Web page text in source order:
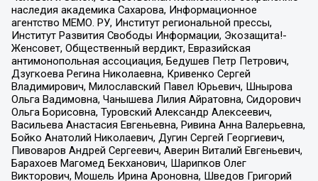
наследия академика Сахарова, Информационное
агентство МЕМО. РУ, Институт региональной прессы,
Институт Развития Свободы Информации, Экозащита!-
Женсовет, Общественный вердикт, Евразийская
антимонопольная ассоциация, Бедушев Петр Петрович,
Дзугкоева Регина Николаевна, Кривенко Сергей
Владимирович, Милославский Павел Юрьевич, Шнырова
Ольга Вадимовна, Чанышева Лилия Айратовна, Сидорович
Ольга Борисовна, Туровский Александр Алексеевич,
Васильева Анастасия Евгеньевна, Ривина Анна Валерьевна,
Бойко Анатолий Николаевич, Дугин Сергей Георгиевич,
Пивоваров Андрей Сергеевич, Аверин Виталий Евгеньевич,
Барахоев Магомед Бекханович, Шарипков Олег
Викторович, Мошель Ирина Ароновна, Шведов Григорий